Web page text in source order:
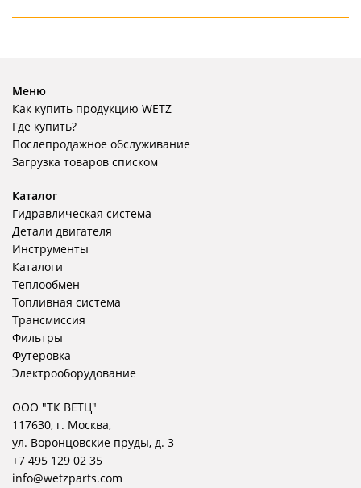
Меню
Как купить продукцию WETZ
Где купить?
Послепродажное обслуживание
Загрузка товаров списком
Каталог
Гидравлическая система
Детали двигателя
Инструменты
Каталоги
Теплообмен
Топливная система
Трансмиссия
Фильтры
Футеровка
Электрооборудование
ООО "ТК ВЕТЦ"
117630, г. Москва,
ул. Воронцовские пруды, д. 3
+7 495 129 02 35
info@wetzparts.com